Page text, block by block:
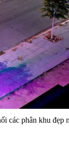
các phân khu đẹp